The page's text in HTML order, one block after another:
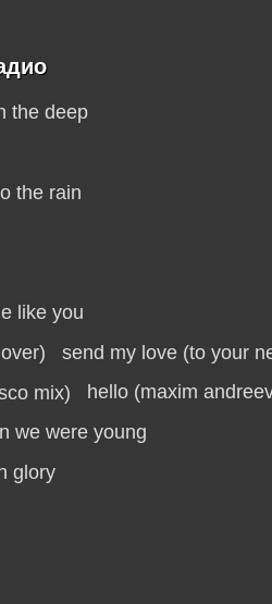
the deep
the rain
like you
send my love (to your
hello (maxim
we were young
glory